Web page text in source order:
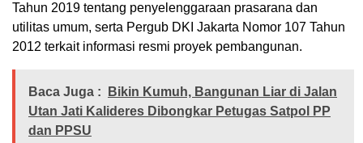
Tahun 2019 tentang penyelenggaraan prasarana dan
utilitas umum, serta Pergub DKI Jakarta Nomor 107 Tahun
2012 terkait informasi resmi proyek pembangunan.
Baca Juga :
Bikin Kumuh, Bangunan Liar di Jalan
Utan Jati Kalideres Dibongkar Petugas Satpol PP
dan PPSU